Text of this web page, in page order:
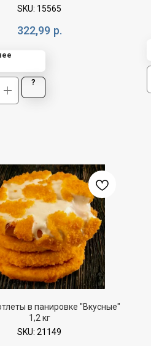
SKU: 15565
322,99 р.
?
в панировке "Вкусные"
1,2 кг
SKU: 21149